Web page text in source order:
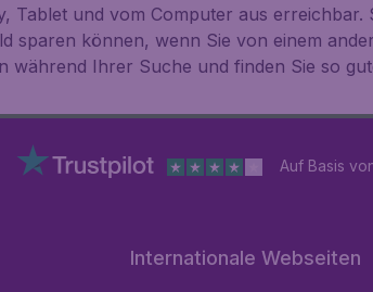
Tablet und vom Computer aus
sparen können, wenn Sie von einem
während Ihrer Suche und finden Sie so
Auf Basis
Internationale Webseiten